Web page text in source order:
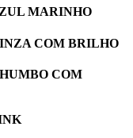
MARINHO
COM BRILHO
COM